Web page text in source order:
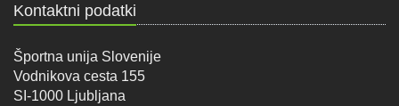
Kontaktni podatki
Športna unija Slovenije
Vodnikova cesta 155
SI-1000 Ljubljana